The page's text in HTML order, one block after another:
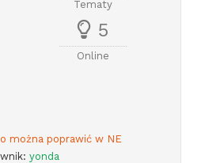
Tematy
5
Online
można poprawić w NE
yonda